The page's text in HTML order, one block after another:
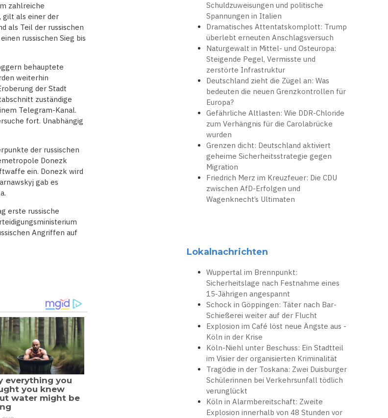
zahlreiche
gilt als einer der
als Teil der russischen
russischen Sieg bis
behauptete
weiterhin
der Stadt
zuständige
Telegram-Kanal.
fort. Unabhängig
der russischen
Donezk
ein. Donezk wird
gab es
erste russische
Angriffen auf
Schuldzuweisungen und politische
Spannungen in Italien
Dramatisches Attentatskomplott: Trump
überlebt erneuten Anschlagsversuch
Naturgewalt in Mittel- und Osteuropa:
Steigende Pegel, Vermisste und
zerstörte Infrastruktur
Deutschland zieht die Zügel an: Was
bedeuten die neuen Grenzkontrollen für
Europa?
Gefährliche Altlasten: Wie DDR-Chloride
zum Verhängnis für die Carolabrücke
wurden
Grenzen dicht: Deutschland aktiviert
geheime Sicherheitsstrategie gegen
Migration
Friedrich Merz im Kreuzfeuer: Die CDU
zwischen AfD-Erfolgen und
Wagenknecht’s Ultimaten
Lokalnachrichten
Wuppertal im Brennpunkt:
Sicherheitslage nach Festnahme eines
15-Jährigen angespannt
Schock in Göppingen: Täter nach Bar-
Schießerei weiter auf der Flucht
Explosion im Café löst neue Ängste aus -
Köln in der Krise
Köln-Niehl unter Beschuss: Ein Stadtteil
im Visier der organisierten Kriminalität
Tragödie in der Toskana: Zwei Duisburger
Schülerinnen bei Verkehrsunfall tödlich
verunglückt
Köln in Alarmbereitschaft: Zweite
Explosion innerhalb von 48 Stunden vor